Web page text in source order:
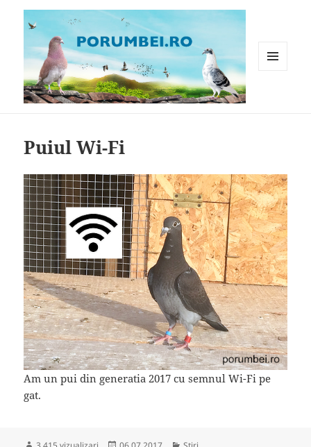
Puiul Wi-Fi
Am un pui din generatia 2017 cu semnul Wi-Fi pe
gat.
Publicat
Categorii